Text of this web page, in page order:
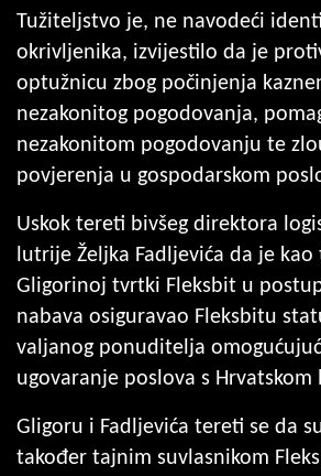
Tužiteljstvo je, ne navodeći
okrivljenika, izvijestilo da je
optužnicu zbog počinjenja
nezakonitog pogodovanja,
nezakonitom pogodovanju te
povjerenja u gospodarskom
Uskok tereti bivšeg direktora
lutrije Željka Fadljevića da je
Gligorinoj tvrtki Fleksbit u
nabava osiguravao Fleksbitu
valjanog ponuditelja
ugovaranje poslova s
Gligoru i Fadljevića tereti se da
također tajnim suvlasnikom